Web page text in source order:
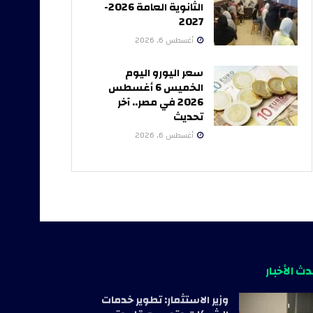
الثانوية العامة 2026-
2027
أغسطس 6, 2026
سعر اليورو اليوم
الخميس 6 أغسطس
2026 في مصر.. آخر
تحديث
أغسطس 6, 2026
الأخبار
وزير الاستثمار: تطوير خدمات